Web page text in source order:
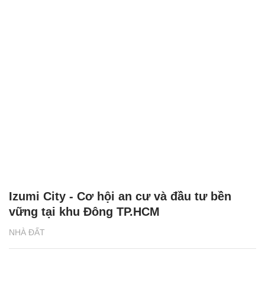
NHÀ ĐẤT
Izumi City - Cơ hội an cư và đầu tư bền
vững tại khu Đông TP.HCM